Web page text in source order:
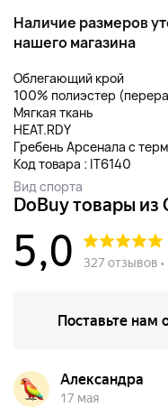
Наличие размеров
нашего магазина
Облегающий крой
100% полиэстер
Мягкая ткань
HEAT.RDY
Гребень Арсенала с
Код товара : IT6140
Вид спорта